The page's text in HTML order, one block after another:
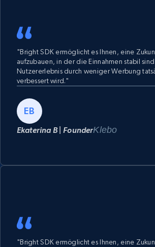
"Bright SDK ermöglicht es Ihnen, eine
aufzubauen, in der die Einnahmen stabil
Nutzererlebnis durch weniger Werbung
verbessert wird."
EB
Ekaterina B | FounderKlebo
"Bright SDK ermöglicht es Ihnen, eine